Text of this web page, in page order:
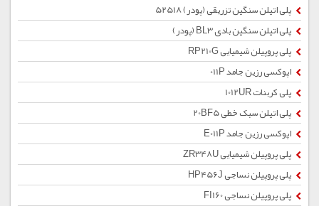
پلی اتیلن سنگین تزریقی (پودر) 52518
پلی اتیلن سنگین بادی BL3 (پودر)
پلی پروپیلن شیمیایی RP210G
اپوکسی رزین جامد 011P
پلی کربنات 1012UR
پلی اتیلن سبک خطی 20BF5
اپوکسی رزین جامد E011P
پلی پروپیلن شیمیایی ZR348U
پلی پروپیلن نساجی HP456J
پلی پروپیلن نساجی FI160